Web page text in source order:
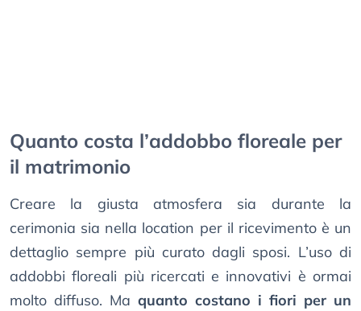
Quanto costa l’addobbo floreale per
il matrimonio
Creare la giusta atmosfera sia durante la
cerimonia sia nella location per il ricevimento è un
dettaglio sempre più curato dagli sposi. L’uso di
addobbi floreali più ricercati e innovativi è ormai
molto diffuso. Ma quanto costano i fiori per un